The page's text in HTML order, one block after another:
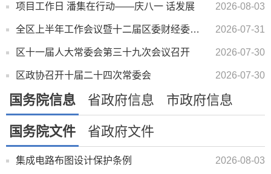
项目工作日 潘集在行动——庆八一 话发展 2026-08-03
全区上半年工作会议暨十二届区委财经委员会第一次会议召开 2026-07-31
区十一届人大常委会第三十九次会议召开 2026-07-30
区政协召开十届二十四次常委会 2026-07-30
国务院信息 省政府信息 市政府信息
国务院文件 省政府文件
集成电路布图设计保护条例 2026-08-03